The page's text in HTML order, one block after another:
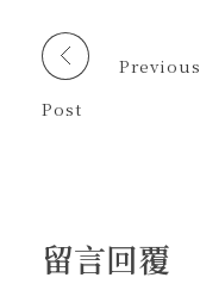
)
Previous
Post
留言回覆